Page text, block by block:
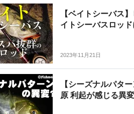
【ベイトシーバス
イトシーバスロッド
2023年11月21日
【シーズナルパタ
原 利起が感じる異変